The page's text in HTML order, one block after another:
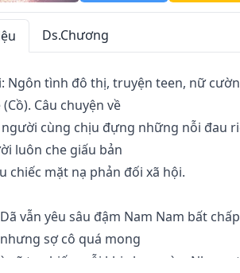
Ds.Chương
Ngôn tình đô thị, truyện teen, nữ
Câu chuyện về
người cùng chịu đựng những nỗi đau
luôn che giấu bản
chiếc mặt nạ phản đối xã hội.
vẫn yêu sâu đậm Nam Nam bất
sợ cô quá mong
sẽ tan biến mỗi khi chạm vào. Nhưng